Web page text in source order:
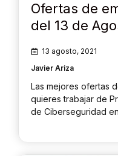
Ofertas de
del 13 de
13 agosto, 2021
Javier Ariza
Las mejores ofertas
quieres trabajar de
de Ciberseguridad